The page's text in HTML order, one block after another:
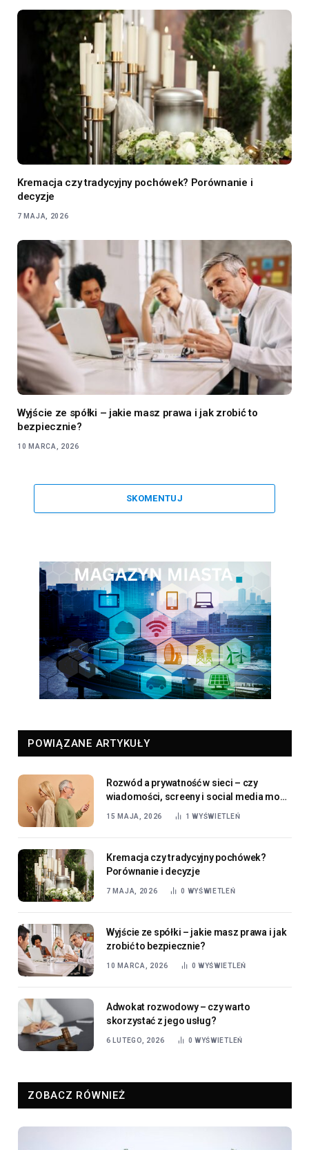
Kremacja czy tradycyjny pochówek? Porównanie i
decyzje
7 MAJA, 2026
Wyjście ze spółki – jakie masz prawa i jak zrobić to
bezpiecznie?
10 MARCA, 2026
SKOMENTUJ
POWIĄZANE ARTYKUŁY
Rozwód a prywatność w sieci – czy
wiadomości, screeny i social media mogą
wrócić na sali sądowej?
15 MAJA, 2026 1 WYŚWIETLEŃ
Kremacja czy tradycyjny pochówek?
Porównanie i decyzje
7 MAJA, 2026 0 WYŚWIETLEŃ
Wyjście ze spółki – jakie masz prawa i jak
zrobić to bezpiecznie?
10 MARCA, 2026 0 WYŚWIETLEŃ
​Adwokat rozwodowy – czy warto
skorzystać z jego usług?
6 LUTEGO, 2026 0 WYŚWIETLEŃ
ZOBACZ RÓWNIEŻ